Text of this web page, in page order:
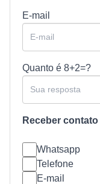
E-mail
Quanto é 8+2=?
Receber
Whatsapp
Telefone
E-mail